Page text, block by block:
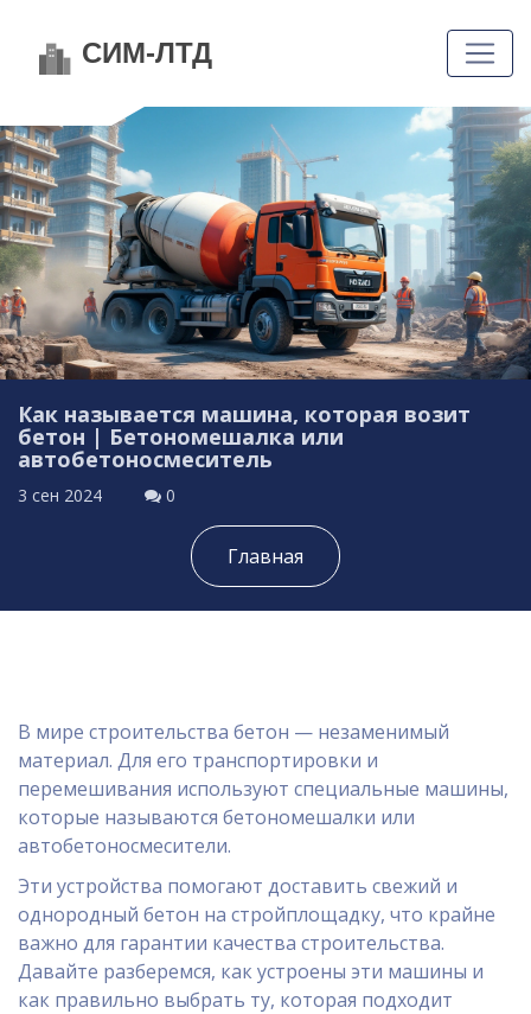
Как называется машина, которая возит
бетон | Бетономешалка или
автобетоносмеситель
3 сен 2024 0
Главная
В мире строительства бетон — незаменимый
материал. Для его транспортировки и
перемешивания используют специальные машины,
которые называются бетономешалки или
автобетоносмесители.
Эти устройства помогают доставить свежий и
однородный бетон на стройплощадку, что крайне
важно для гарантии качества строительства.
Давайте разберемся, как устроены эти машины и
как правильно выбрать ту, которая подходит